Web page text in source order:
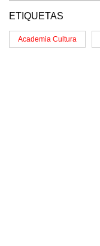
ETIQUETAS
Academia Cultura